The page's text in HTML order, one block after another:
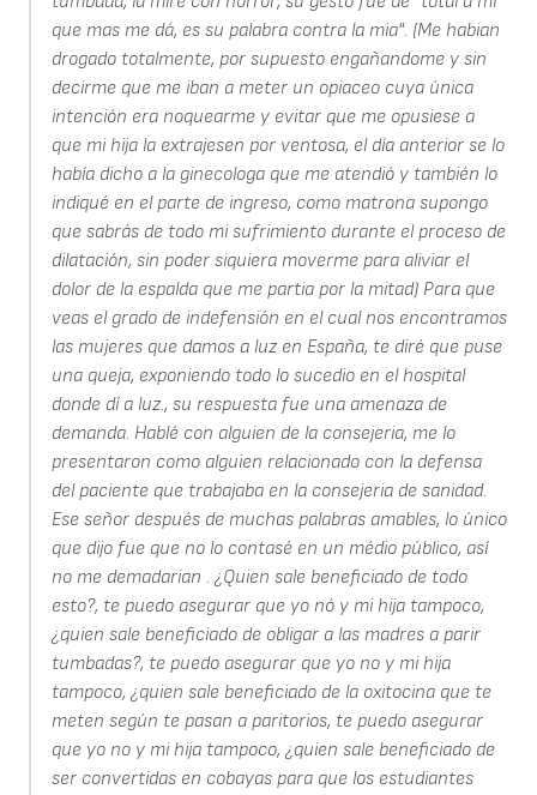
que mas me dá, es su palabra contra la mia". (Me habian
drogado totalmente, por supuesto engañandome y sin
decirme que me iban a meter un opiaceo cuya única
intención era noquearme y evitar que me opusiese a
que mi hija la extrajesen por ventosa, el día anterior se lo
había dicho a la ginecologa que me atendió y también lo
indiqué en el parte de ingreso, como matrona supongo
que sabrás de todo mi sufrimiento durante el proceso de
dilatación, sin poder siquiera moverme para aliviar el
dolor de la espalda que me partia por la mitad) Para que
veas el grado de indefensión en el cual nos encontramos
las mujeres que damos a luz en España, te diré que puse
una queja, exponiendo todo lo sucedio en el hospital
donde dí a luz., su respuesta fue una amenaza de
demanda. Hablé con alguien de la consejeria, me lo
presentaron como alguien relacionado con la defensa
del paciente que trabajaba en la consejeria de sanidad.
Ese señor después de muchas palabras amables, lo único
que dijo fue que no lo contasé en un médio público, así
no me demadarian . ¿Quien sale beneficiado de todo
esto?, te puedo asegurar que yo nó y mi hija tampoco,
¿quien sale beneficiado de obligar a las madres a parir
tumbadas?, te puedo asegurar que yo no y mi hija
tampoco, ¿quien sale beneficiado de la oxitocina que te
meten según te pasan a paritorios, te puedo asegurar
que yo no y mi hija tampoco, ¿quien sale beneficiado de
ser convertidas en cobayas para que los estudiantes